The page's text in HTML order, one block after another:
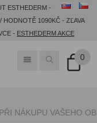
ESTHEDERM -
HODNOTĚ 1090KČ - ZĽAVA
- ESTHEDERM AKCE
0
NÁKUPU VAŠEHO